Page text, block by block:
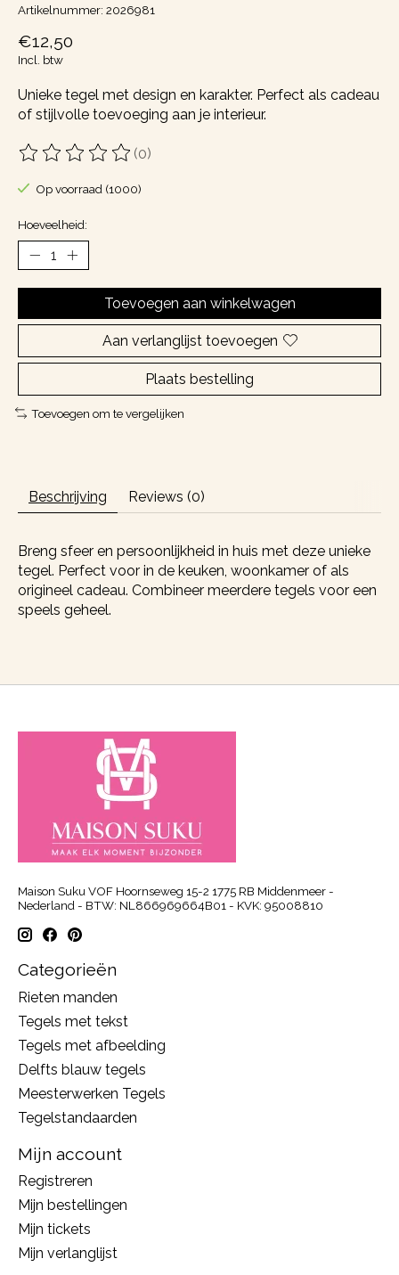
Artikelnummer: 2026981
€12,50
Incl. btw
Unieke tegel met design en karakter. Perfect als cadeau
of stijlvolle toevoeging aan je interieur.
De beoordeling van dit product is
(0)
Op voorraad (1000)
Hoeveelheid:
Toevoegen aan winkelwagen
Aan verlanglijst toevoegen
Plaats bestelling
Toevoegen om te vergelijken
Beschrijving Reviews (0)
Breng sfeer en persoonlijkheid in huis met deze unieke
tegel. Perfect voor in de keuken, woonkamer of als
origineel cadeau. Combineer meerdere tegels voor een
speels geheel.
Maison Suku VOF Hoornseweg 15-2 1775 RB Middenmeer -
Nederland - BTW: NL866969664B01 - KVK: 95008810
Categorieën
Rieten manden
Tegels met tekst
Tegels met afbeelding
Delfts blauw tegels
Meesterwerken Tegels
Tegelstandaarden
Mijn account
Registreren
Mijn bestellingen
Mijn tickets
Mijn verlanglijst